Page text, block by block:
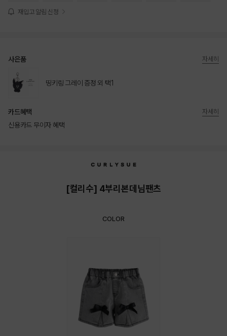
재입고 알림 신청
사은품
띵키링 그레이 증정 외 택1
자세히
카드혜택
신용카드 무이자 혜택
자세히
[컬리수] 4부리본데님팬츠
COLOR